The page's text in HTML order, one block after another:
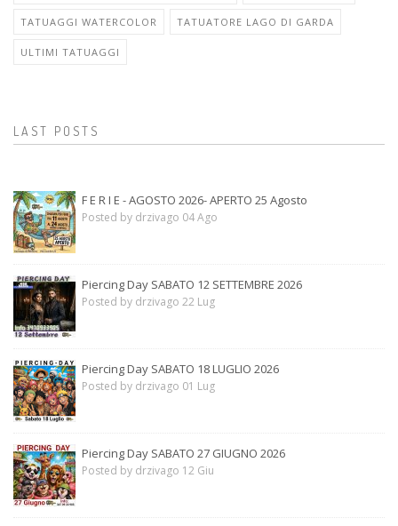
TATUAGGI WATERCOLOR TATUATORE LAGO DI GARDA
ULTIMI TATUAGGI
LAST POSTS
F E R I E - AGOSTO 2026- APERTO 25 Agosto
Posted by drzivago 04 Ago
Piercing Day SABATO 12 SETTEMBRE 2026
Posted by drzivago 22 Lug
Piercing Day SABATO 18 LUGLIO 2026
Posted by drzivago 01 Lug
Piercing Day SABATO 27 GIUGNO 2026
Posted by drzivago 12 Giu